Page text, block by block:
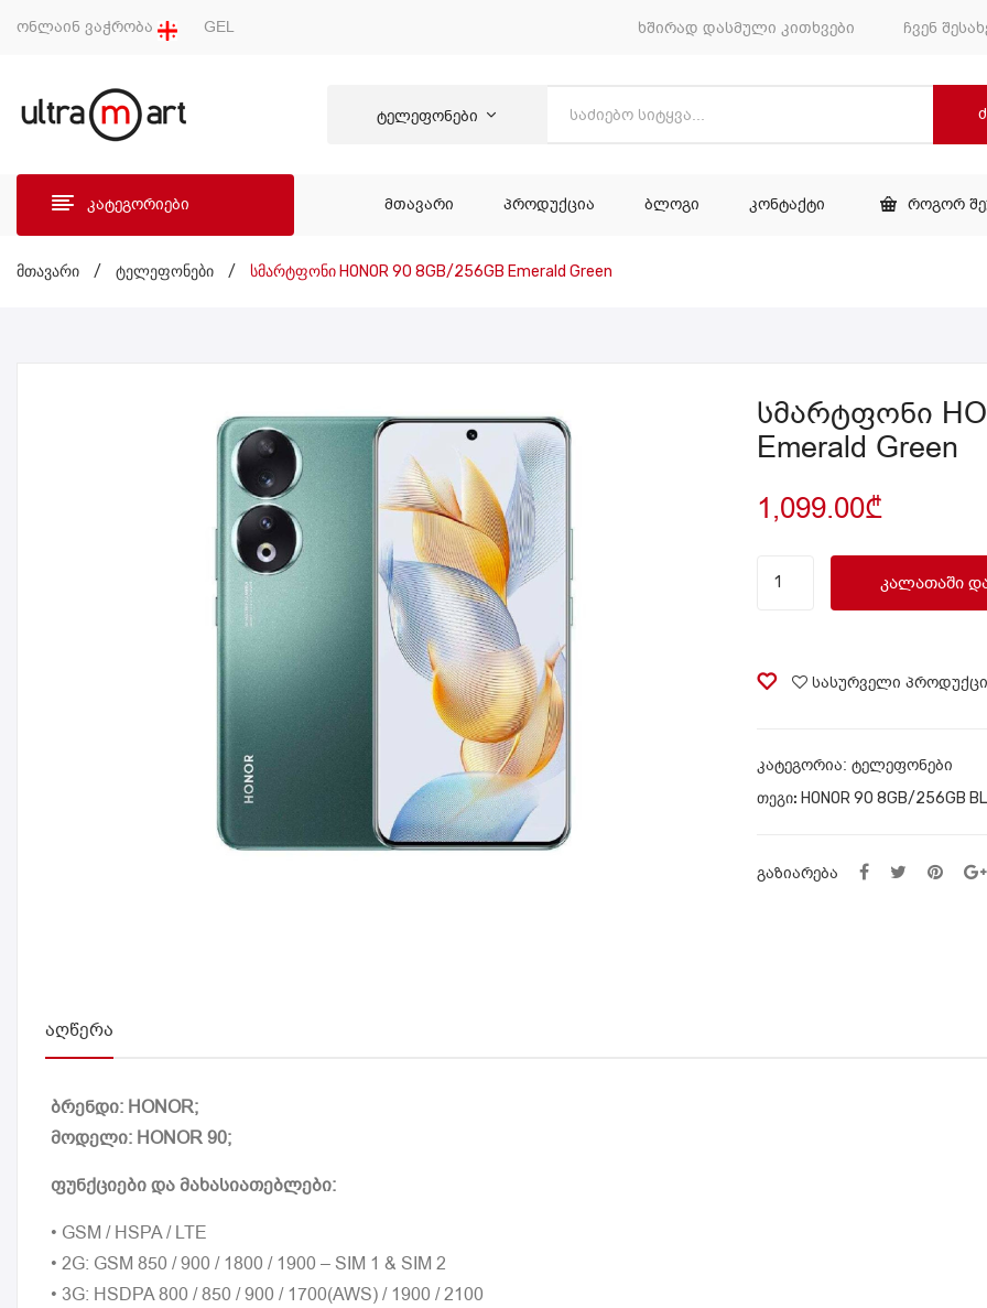
ონლაინ ვაჭრობა GEL ხშირად დასმული კითხვები ჩვენ
ტელეფონები
კატეგორიები ᲛᲗᲐᲕᲐᲠᲘ ᲞᲠᲝᲓᲣᲥᲪᲘᲐ ᲑᲚᲝᲒᲘ ᲙᲝᲜᲢᲐᲥᲢᲘ ᲠᲝᲒᲝᲠ
ᲛᲗᲐᲕᲐᲠᲘ ᲞᲠᲝᲓᲣᲥᲪᲘᲐ
მთავარი / ტელეფონები / სმარტფონი HONOR 90 8GB/256GB Emerald Green
სმარტფონი
Emerald Green
1,099.00₾
სმარტფონი
Emerald
ᲙᲐᲚᲐᲗᲐᲨᲘ
სასურველი
ᲙᲐᲢᲔᲒᲝᲠᲘᲐ: ტელეფონები
ᲗᲔᲒᲘ: HONOR 90 8GB/256GB
ᲒᲐᲖᲘᲐᲠᲔᲑᲐ
ᲐᲦᲬᲔᲠᲐ
ბრენდი: HONOR;
მოდელი: HONOR 90;
ფუნქციები და მახასიათებლები:
• GSM / HSPA / LTE
• 2G: GSM 850 / 900 / 1800 / 1900 – SIM 1 & SIM 2
• 3G: HSDPA 800 / 850 / 900 / 1700(AWS) / 1900 / 2100